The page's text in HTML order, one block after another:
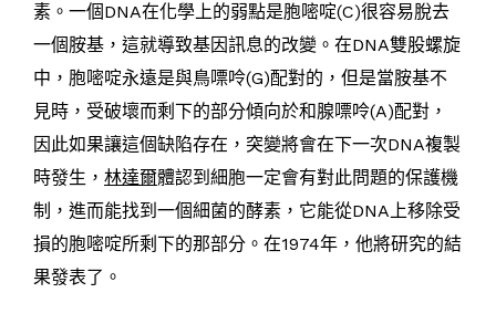
素。一個DNA在化學上的弱點是胞嘧啶(C)很容易脫去
一個胺基，這就導致基因訊息的改變。在DNA雙股螺旋
中，胞嘧啶永遠是與鳥嘌呤(G)配對的，但是當胺基不
見時，受破壞而剩下的部分傾向於和腺嘌呤(A)配對，
因此如果讓這個缺陷存在，突變將會在下一次DNA複製
時發生， 林達爾體認到細胞一定會有對此問題的保護機
制，進而能找到一個細菌的酵素，它能從DNA上移除受
損的胞嘧啶所剩下的那部分。在1974年，他將研究的結
果發表了。